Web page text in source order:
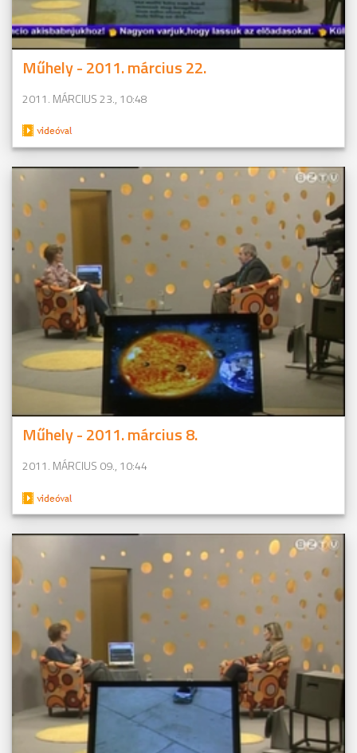
Műhely - 2011. március 22.
2011. MÁRCIUS 23., 10:48
Műhely - 2011. március 8.
2011. MÁRCIUS 09., 10:44